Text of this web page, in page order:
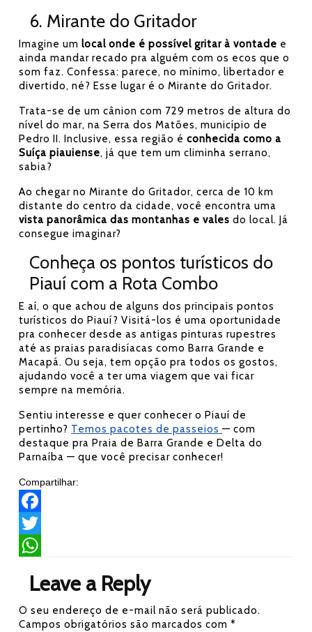
6. Mirante do Gritador
Imagine um local onde é possível gritar à vontade e
ainda mandar recado pra alguém com os ecos que o
som faz. Confessa: parece, no mínimo, libertador e
divertido, né? Esse lugar é o Mirante do Gritador.
Trata-se de um cânion com 729 metros de altura do
nível do mar, na Serra dos Matões, município de
Pedro II. Inclusive, essa região é conhecida como a
Suíça piauiense, já que tem um climinha serrano,
sabia?
Ao chegar no Mirante do Gritador, cerca de 10 km
distante do centro da cidade, você encontra uma
vista panorâmica das montanhas e vales do local. Já
consegue imaginar?
Conheça os pontos turísticos do
Piauí com a Rota Combo
E aí, o que achou de alguns dos principais pontos
turísticos do Piauí? Visitá-los é uma oportunidade
pra conhecer desde as antigas pinturas rupestres
até as praias paradisíacas como Barra Grande e
Macapá. Ou seja, tem opção pra todos os gostos,
ajudando você a ter uma viagem que vai ficar
sempre na memória.
Sentiu interesse e quer conhecer o Piauí de
pertinho? Temos pacotes de passeios — com
destaque pra Praia de Barra Grande e Delta do
Parnaíba — que você precisar conhecer!
Compartilhar:
F
a
b
T
t
a
Leave a Reply
O seu endereço de e-mail não será publicado.
Campos obrigatórios são marcados com *